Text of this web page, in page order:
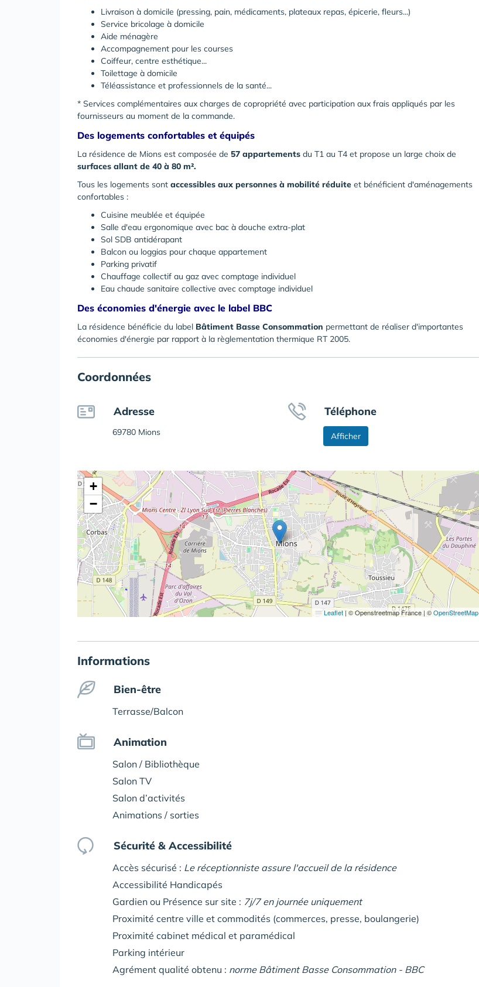
Livraison à domicile (pressing, pain, médicaments, plateaux repas, épicerie, fleurs...)
Service bricolage à domicile
Aide ménagère
Accompagnement pour les courses
Coiffeur, centre esthétique...
Toilettage à domicile
Téléassistance et professionnels de la santé...
* Services complémentaires aux charges de copropriété avec participation aux frais appliqués par les
fournisseurs au moment de la commande.
Des logements confortables et équipés
La résidence de Mions est composée de 57 appartements du T1 au T4 et propose un large choix de
surfaces allant de 40 à 80 m².
Tous les logements sont accessibles aux personnes à mobilité réduite et bénéficient d'aménagements
confortables :
Cuisine meublée et équipée
Salle d'eau ergonomique avec bac à douche extra-plat
Sol SDB antidérapant
Balcon ou loggias pour chaque appartement
Parking privatif
Chauffage collectif au gaz avec comptage individuel
Eau chaude sanitaire collective avec comptage individuel
Des économies d'énergie avec le label BBC
La résidence bénéficie du label Bâtiment Basse Consommation permettant de réaliser d'importantes
économies d'énergie par rapport à la règlementation thermique RT 2005.
Coordonnées
Adresse
69780 Mions
Téléphone
Afficher
+
−
Leaflet|© Openstreetmap France | ©OpenStreetMap
Informations
Bien-être
Terrasse/Balcon
Animation
Salon / Bibliothèque
Salon TV
Salon d’activités
Animations / sorties
Sécurité & Accessibilité
Accès sécurisé : Le réceptionniste assure l'accueil de la résidence
Accessibilité Handicapés
Gardien ou Présence sur site : 7j/7 en journée uniquement
Proximité centre ville et commodités (commerces, presse, boulangerie)
Proximité cabinet médical et paramédical
Parking intérieur
Agrément qualité obtenu : norme Bâtiment Basse Consommation - BBC